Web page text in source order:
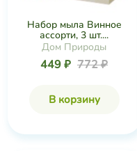
Набор мыла Винное
ассорти, 3 шт....
Дом Природы
449 ₽ 772 ₽
В корзину